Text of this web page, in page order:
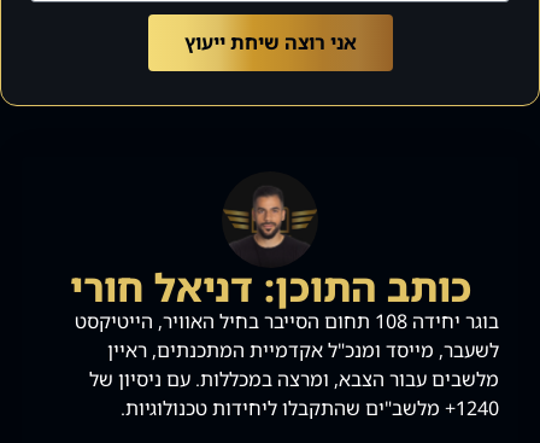
אני רוצה שיחת ייעוץ
כותב התוכן: דניאל חורי
בוגר יחידה 108 תחום הסייבר בחיל האוויר, הייטיקסט
לשעבר, מייסד ומנכ"ל אקדמיית המתכנתים, ראיין
מלשבים עבור הצבא, ומרצה במכללות. עם ניסיון של
1240+ מלשב"ים שהתקבלו ליחידות טכנולוגיות.